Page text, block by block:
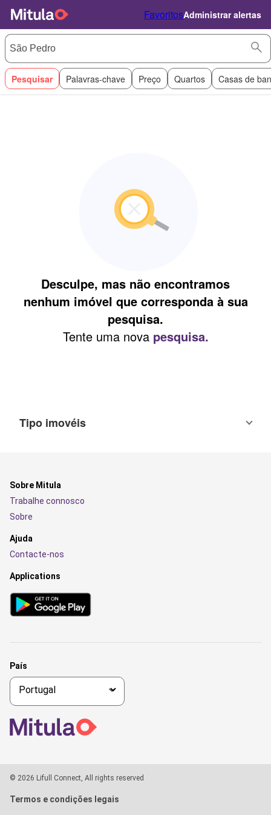
FavoritosAdministrar alertas
Pesquisar Palavras-chave Preço Quartos Casas de
Desculpe, mas não encontramos
nenhum imóvel que corresponda à sua
pesquisa.
Tente uma nova pesquisa.
Tipo imovéis
Sobre Mitula
Trabalhe connosco
Sobre
Ajuda
Contacte-nos
Applications
País
© 2026 Lifull Connect, All rights reserved
Termos e condições legais